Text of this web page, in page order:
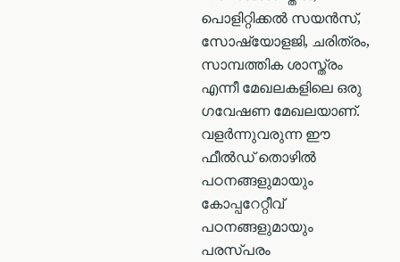
പൊളിറ്റിക്കൽ സയൻസ്,
സോഷ്യോളജി, ചരിത്രം,
സാമ്പത്തിക ശാസ്ത്രം
എന്നീ മേഖലകളിലെ ഒരു
ഗവേഷണ മേഖലയാണ്.
വളർന്നുവരുന്ന ഈ
ഫീൽഡ് തൊഴിൽ
പഠനങ്ങളുമായും
കോപ്പറേറ്റീവ്
പഠനങ്ങളുമായും
പരസ്പരം